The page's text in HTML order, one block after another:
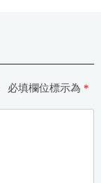
必填欄位標示為 *